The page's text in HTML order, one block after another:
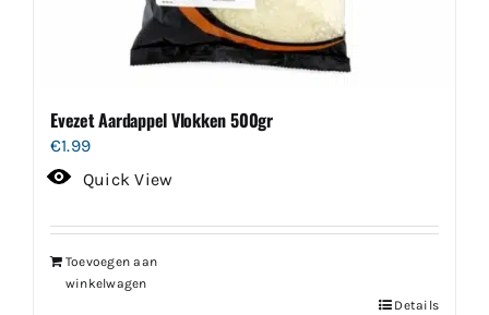
Evezet Aardappel Vlokken 500gr
€1.99
Quick View
Toevoegen aan
winkelwagen
Details